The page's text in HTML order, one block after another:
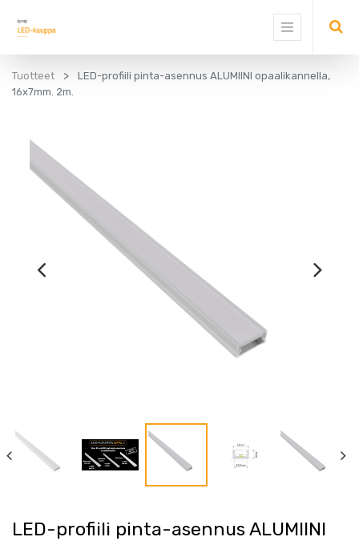
Tuotteet
LED-profiili pinta-asennus ALUMIINI opaalikannella,
16x7mm. 2m.
LED-profiili pinta-asennus ALUMIINI